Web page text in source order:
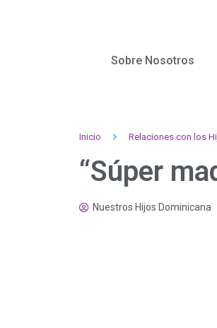
Sobre Nosotros
Inicio Relaciones con los
“Súper
Nuestros Hijos Dominicana